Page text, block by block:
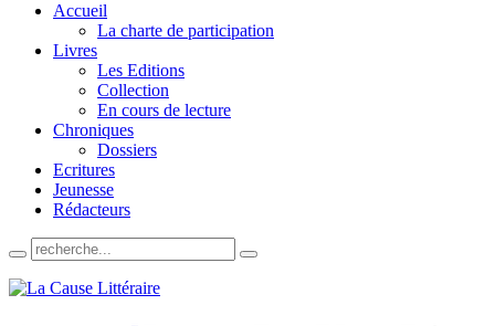
Accueil
La charte de participation
Livres
Les Editions
Collection
En cours de lecture
Chroniques
Dossiers
Ecritures
Jeunesse
Rédacteurs